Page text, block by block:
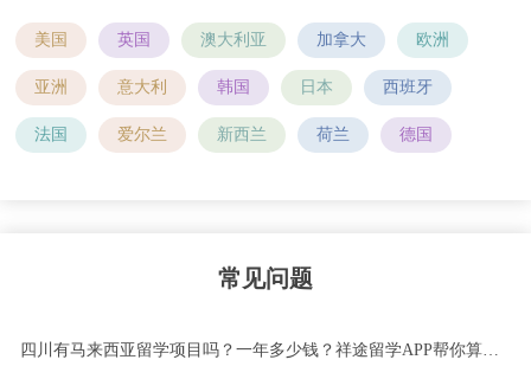
美国 英国 澳大利亚 加拿大 欧洲
亚洲 意大利 韩国 日本 西班牙
法国 爱尔兰 新西兰 荷兰 德国
常见问题
四川有马来西亚留学项目吗？一年多少钱？祥途留学APP帮你算清这笔账！